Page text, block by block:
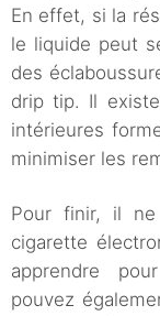
En effet, si la
le liquide peut
des
drip tip. Il
intérieures
minimiser les
Pour finir, il
cigarette
apprendre
pouvez